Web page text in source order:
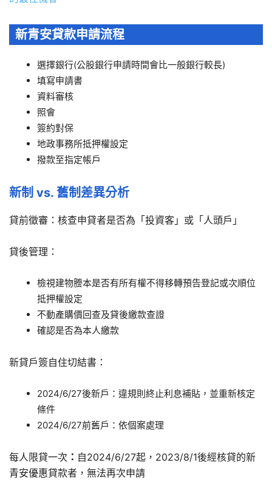
新青安貸款申請流程
選擇銀行(公股銀行申請時間會比一般銀行較長)
填寫申請書
資料審核
照會
簽約對保
地政事務所抵押權設定
撥款至指定帳戶
新制 vs. 舊制差異分析
貸前徵審：核查申貸者是否為「投資客」或「人頭戶」
貸後管理：
檢視建物謄本是否有所有權不得移轉預告登記或次順位
抵押權設定
不動產購價回查及貸後繳款查證
確認是否為本人繳款
新貸戶簽自住切結書：
2024/6/27後新戶：違規則終止利息補貼，並重新核定
條件
2024/6/27前舊戶：依個案處理
每人限貸一次 ： 自2024/6/27起，2023/8/1後經核貸的新
青安優惠貸款者，無法再次申請